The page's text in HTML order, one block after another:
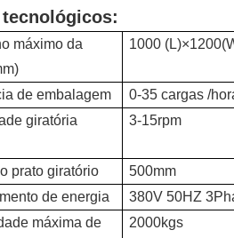
tecnológicos:
máximo da
1000
de embalagem
0-35 cargas /
giratória
3-15rpm
prato giratório
500mm
de energia
380V 50HZ
máxima de
2000kgs